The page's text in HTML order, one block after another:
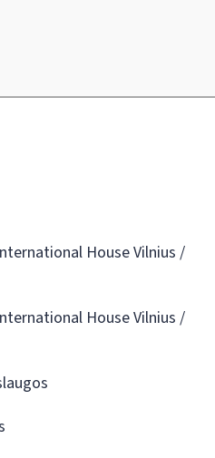
House Vilnius /
House Vilnius /